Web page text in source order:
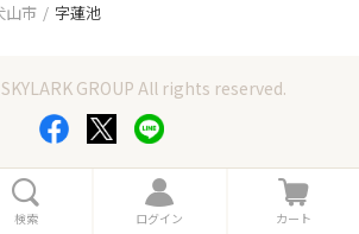
山市 字蓮池
GROUP All rights reserved.
索
検索
ロ
グ
ログイン
カ
ー
カート